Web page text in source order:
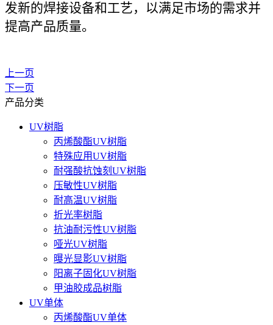
发新的焊接设备和工艺，以满足市场的需求并
提高产品质量。
上一页
下一页
产品分类
UV树脂
丙烯酸酯UV树脂
特殊应用UV树脂
耐强酸抗蚀刻UV树脂
压敏性UV树脂
耐高温UV树脂
折光率树脂
抗油耐污性UV树脂
哑光UV树脂
曝光显影UV树脂
阳离子固化UV树脂
甲油胶成品树脂
UV单体
丙烯酸酯UV单体